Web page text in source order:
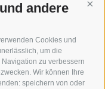
andere
Cookies und
um die
zu verbessern
Wir können Ihre
speichern von oder